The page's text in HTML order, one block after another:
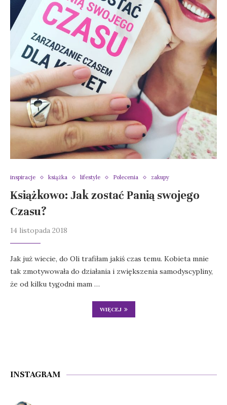
inspiracje książka lifestyle Polecenia zakupy
Książkowo: Jak zostać Panią swojego
Czasu?
14 listopada 2018
Jak już wiecie, do Oli trafiłam jakiś czas temu. Kobieta mnie
tak zmotywowała do działania i zwiększenia samodyscypliny,
że od kilku tygodni mam …
WIĘCEJ
INSTAGRAM